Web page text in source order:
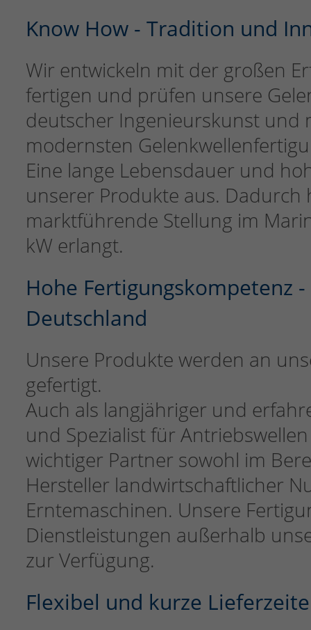
Know How - Tradition und
Wir entwickeln mit der großen
fertigen und prüfen unsere
deutscher Ingenieurskunst und
modernsten
Eine lange Lebensdauer und
unserer Produkte aus. Dadurch
marktführende Stellung im
kW erlangt.
Hohe Fertigungskompetenz
Deutschland
Unsere Produkte werden an
gefertigt.
Auch als langjähriger und
und Spezialist für
wichtiger Partner sowohl im
Hersteller landwirtschaftlicher
Erntemaschinen. Unsere
Dienstleistungen außerhalb
zur Verfügung.
Flexibel und kurze